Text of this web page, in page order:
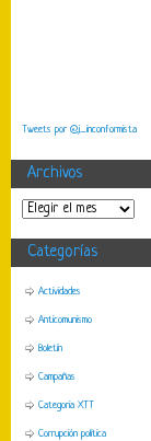
Tweets por @j_inconformista
Archivos
Categorías
Actividades
Anticomunismo
Boletín
Campañas
Categoria XTT
Corrupción política